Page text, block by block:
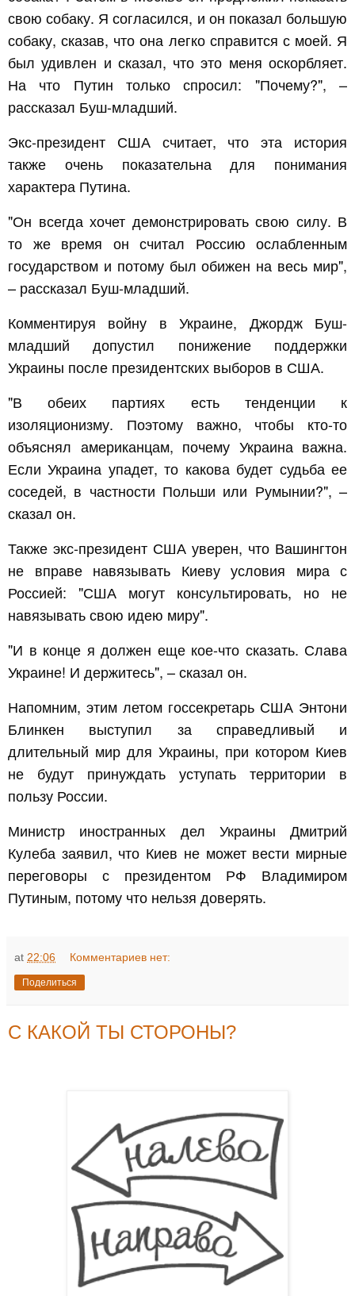
свою собаку. Я согласился, и он показал большую
собаку, сказав, что она легко справится с моей. Я
был удивлен и сказал, что это меня оскорбляет.
На что Путин только спросил: "Почему?", –
рассказал Буш-младший.
Экс-президент США считает, что эта история
также очень показательна для понимания
характера Путина.
"Он всегда хочет демонстрировать свою силу. В
то же время он считал Россию ослабленным
государством и потому был обижен на весь мир",
– рассказал Буш-младший.
Комментируя войну в Украине, Джордж Буш-
младший допустил понижение поддержки
Украины после президентских выборов в США.
"В обеих партиях есть тенденции к
изоляционизму. Поэтому важно, чтобы кто-то
объяснял американцам, почему Украина важна.
Если Украина упадет, то какова будет судьба ее
соседей, в частности Польши или Румынии?", –
сказал он.
Также экс-президент США уверен, что Вашингтон
не вправе навязывать Киеву условия мира с
Россией: "США могут консультировать, но не
навязывать свою идею миру".
"И в конце я должен еще кое-что сказать. Слава
Украине! И держитесь", – сказал он.
Напомним, этим летом госсекретарь США Энтони
Блинкен выступил за справедливый и
длительный мир для Украины, при котором Киев
не будут принуждать уступать территории в
пользу России.
Министр иностранных дел Украины Дмитрий
Кулеба заявил, что Киев не может вести мирные
переговоры с президентом РФ Владимиром
Путиным, потому что нельзя доверять.
at 22:06 Комментариев нет:
Поделиться
С КАКОЙ ТЫ СТОРОНЫ?